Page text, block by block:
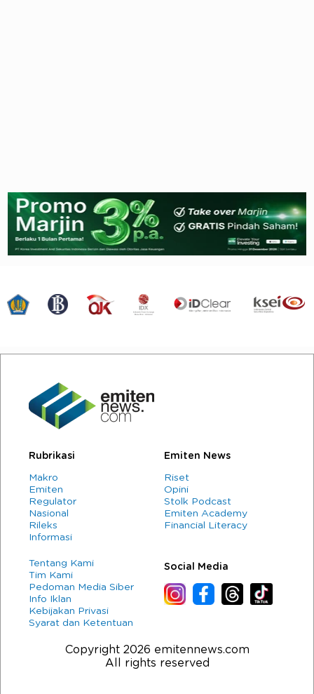
Rubrikasi
Makro
Emiten
Regulator
Nasional
Rileks
Informasi
Emiten News
Riset
Opini
Stolk Podcast
Emiten Academy
Financial Literacy
Tentang Kami
Tim Kami
Pedoman Media Siber
Info Iklan
Kebijakan Privasi
Syarat dan Ketentuan
Social Media
Copyright 2026 emitennews.com
All rights reserved